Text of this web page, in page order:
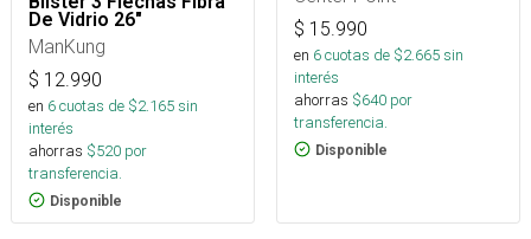
De Vidrio 26"
ManKung
$ 12.990
en 6cuotas de $2.165sin
interés
ahorras $520 por
transferencia.
Disponible
$ 15.990
en 6cuotas de $2.665sin
interés
ahorras $640 por
transferencia.
Disponible